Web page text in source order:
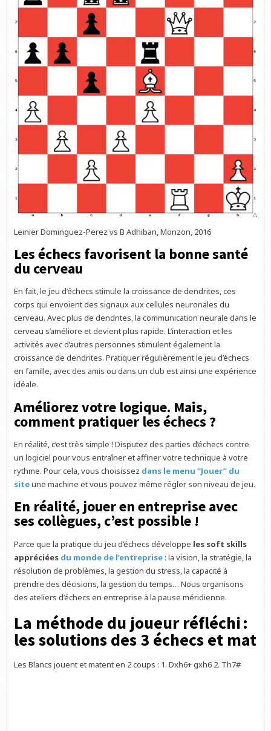
Leinier Dominguez-Perez vs B Adhiban, Monzon, 2016
Les échecs favorisent la bonne santé
du cerveau
En fait, le jeu d’échecs stimule la croissance de dendrites, ces
corps qui envoient des signaux aux cellules neuronales du
cerveau. Avec plus de dendrites, la communication neurale dans le
cerveau s’améliore et devient plus rapide. L’interaction et les
activités avec d’autres personnes stimulent également la
croissance de dendrites. Pratiquer régulièrement le jeu d’échecs
en famille, avec des amis ou dans un club est ainsi une expérience
idéale.
Améliorez votre logique. Mais,
comment pratiquer les échecs ?
En réalité, c’est très simple ! Disputez des parties d’échecs contre
un logiciel pour vous entraîner et affiner votre technique à votre
rythme. Pour cela, vous choisissez dans le menu “Jouer” du
siteune machine et vous pouvez même régler son niveau de jeu.
En réalité, jouer en entreprise avec
ses collègues, c’est possible !
Parce que la pratique du jeu d’échecs développe les soft skills
appréciées du monde de l’entreprise : la vision, la stratégie, la
résolution de problèmes, la gestion du stress, la capacité à
prendre des décisions, la gestion du temps… Nous organisons
des ateliers d’échecs en entreprise à la pause méridienne.
La méthode du joueur réfléchi :
les solutions des 3 échecs et mat
Les Blancs jouent et matent en 2 coups : 1. Dxh6+ gxh6 2. Th7#